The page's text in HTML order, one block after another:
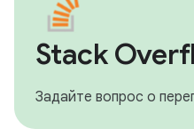
Stack
Задайте вопрос о